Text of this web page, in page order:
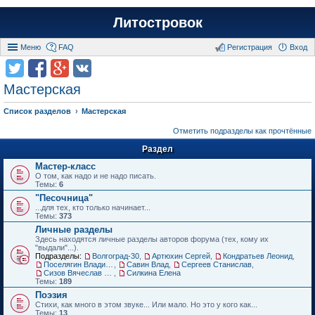
Литостровок
Меню FAQ Вход
Регистрация
Мастерская
Список разделов Мастерская
Отметить подразделы как прочтённые
Раздел
Мастер-класс
О том, как надо и не надо писать.
Темы: 6
"Песочница"
...для тех, кто только начинает...
Темы: 373
Личные разделы
Здесь находятся личные разделы авторов форума (тех, кому их
"выдали"...).
Подразделы:
Волгоград-30 Артюхин Сергей Кондратьев Леонид
Савин Влад Сергеев Станислав
Силкина Елена
Темы: 189
Поэзия
Стихи, как много в этом звуке... Или мало. Но это у кого как...
Темы: 13